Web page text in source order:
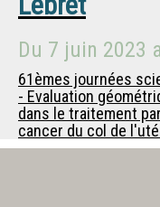
Du 7 juin 2023
61èmes journées
- Evaluation
dans le traitement
cancer du col de